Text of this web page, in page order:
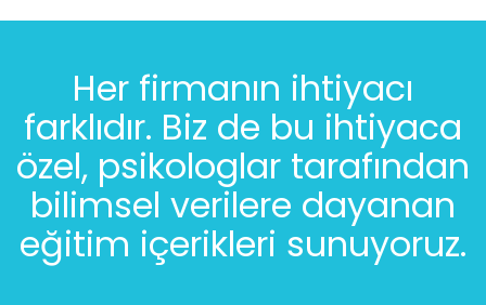
Her firmanın ihtiyacı
farklıdır. Biz de bu ihtiyaca
özel, psikologlar tarafından
bilimsel verilere dayanan
eğitim içerikleri sunuyoruz.